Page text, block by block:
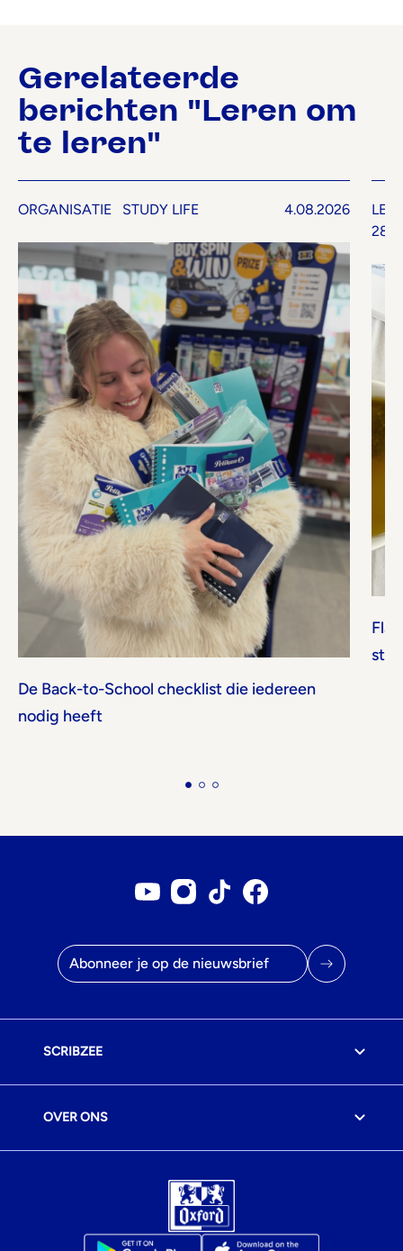
Gerelateerde
berichten "Leren om
te leren"
ORGANISATIE STUDY LIFE 4.08.2026
De Back-to-School checklist die iedereen
nodig heeft
E-mailadres
SCRIBZEE
OVER ONS